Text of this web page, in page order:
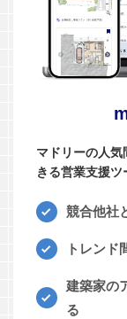
マドリーの人
きる営業支援ツ
競合他社
トレンド
建築家の
る